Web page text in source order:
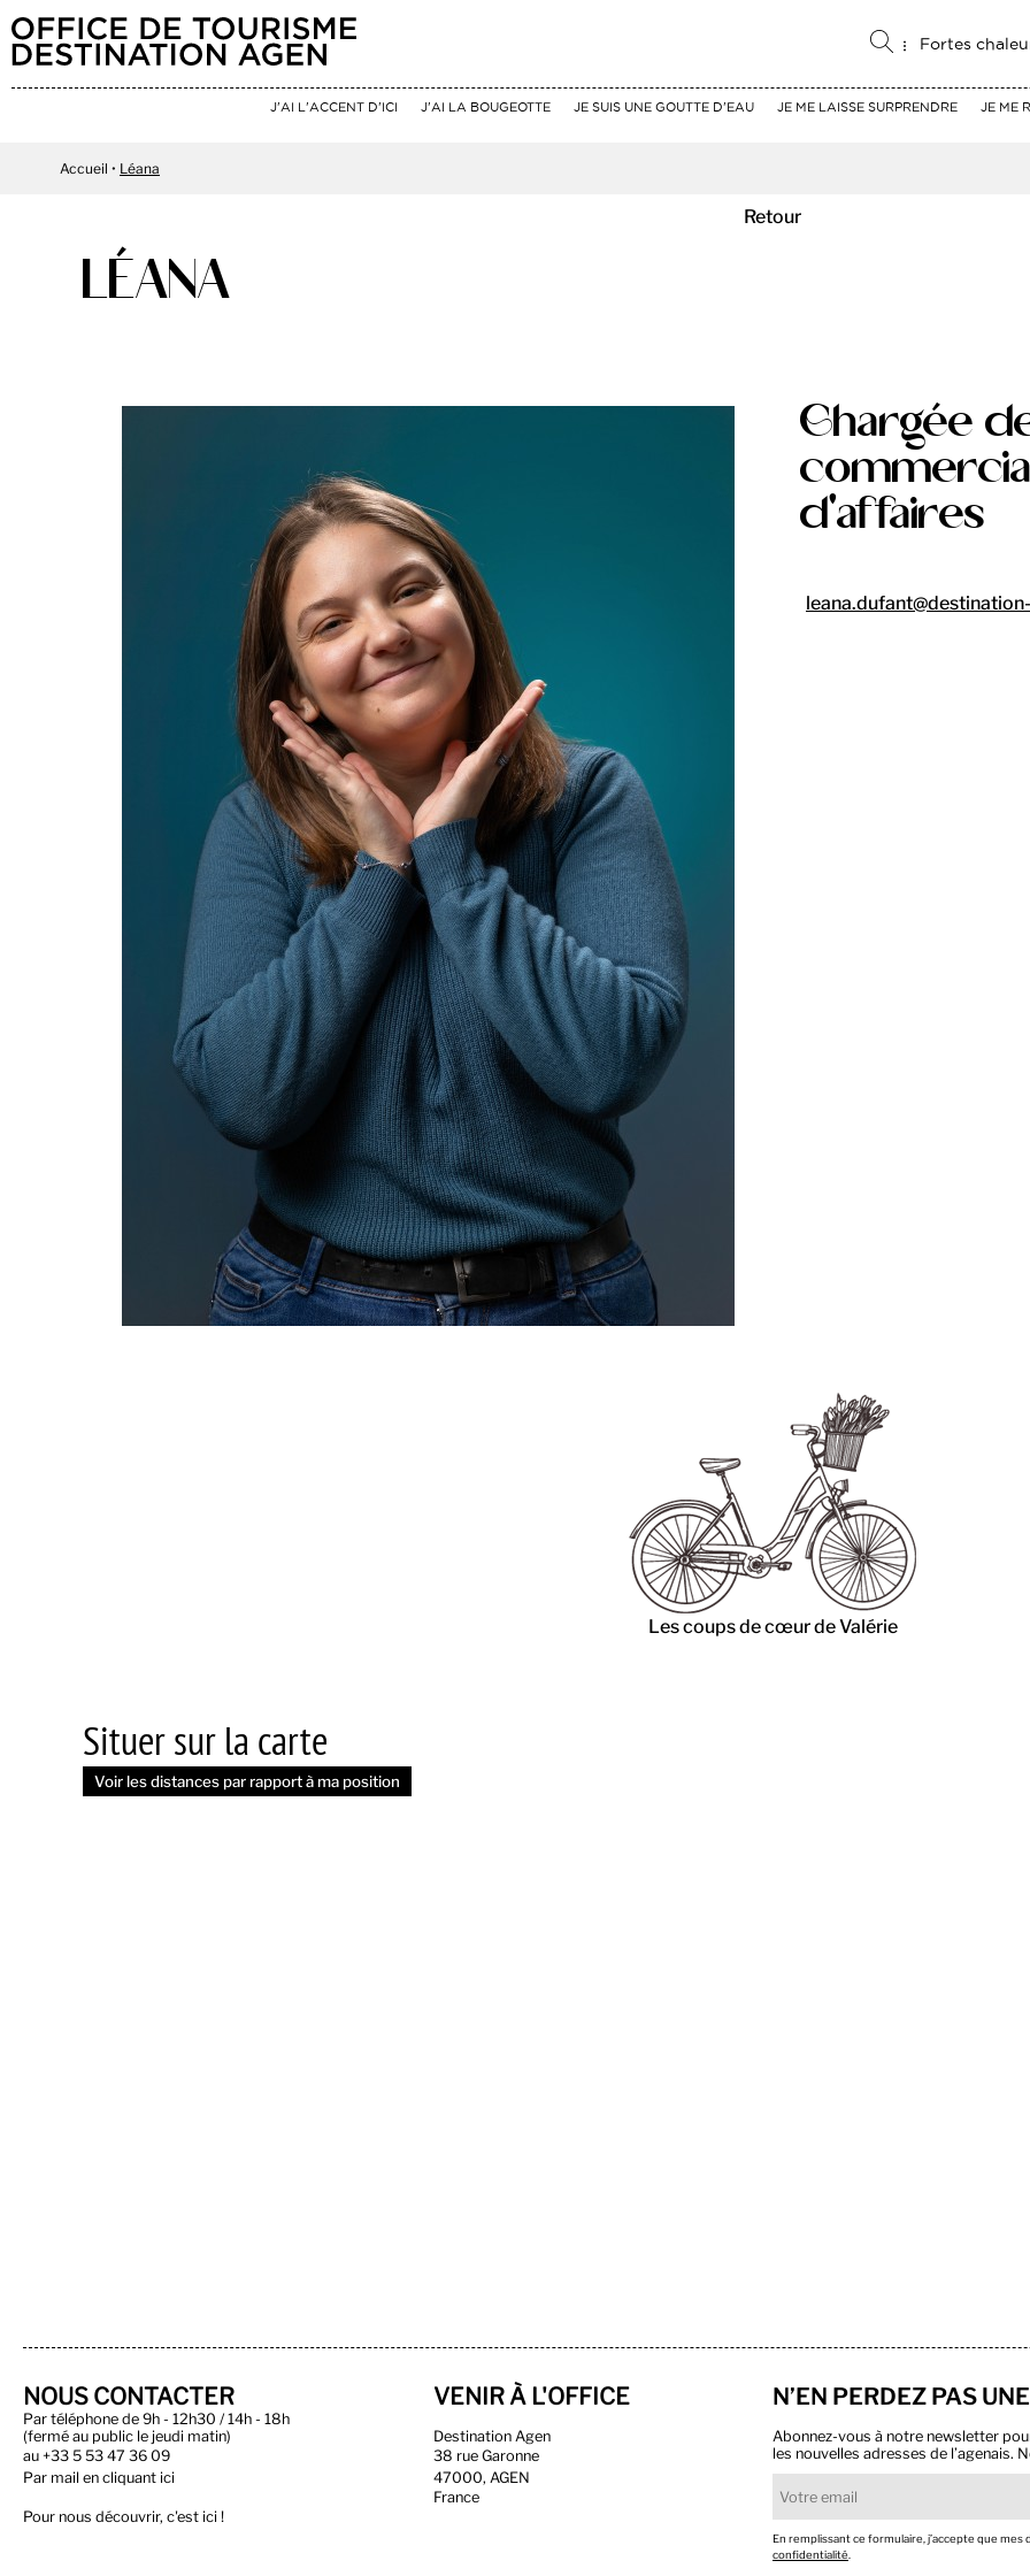
Fortes
J'AI L'ACCENT D'ICI J'AI LA BOUGEOTTE JE SUIS UNE GOUTTE D'EAU JE ME LAISSE SURPRENDRE JE ME
Accueil Léana
Retour
LÉANA
Chargée
d'affaires
Les coups de cœur de Valérie
Situer sur la carte
Voir les distances par rapport à ma position
NOUS CONTACTER
Par téléphone de 9h - 12h30 / 14h - 18h
(fermé au public le jeudi matin)
au +33 5 53 47 36 09
Par mail en cliquant ici
Pour nous découvrir, c'est ici !
VENIR À L'OFFICE
Destination Agen
38 rue Garonne
47000, AGEN
France
N’EN PERDEZ PAS
Abonnez-vous à notre newsletter
les nouvelles adresses de l’agenais.
En remplissant ce formulaire, j’accepte que
confidentialité.